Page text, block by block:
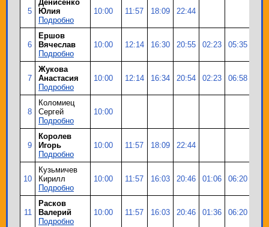
5
Денисенко
Юлия
Подробно
10:00 11:57 18:09 22:44
6
Ершов
Вячеслав
Подробно
10:00 12:14 16:30 20:55 02:23 05:35
7
Жукова
Анастасия
Подробно
10:00 12:14 16:34 20:54 02:23 06:58
8
Коломиец
Сергей
Подробно
10:00
9
Королев
Игорь
Подробно
10:00 11:57 18:09 22:44
10
Кузьмичев
Кирилл
Подробно
10:00 11:57 16:03 20:46 01:06 06:20
11
Расков
Валерий
Подробно
10:00 11:57 16:03 20:46 01:36 06:20